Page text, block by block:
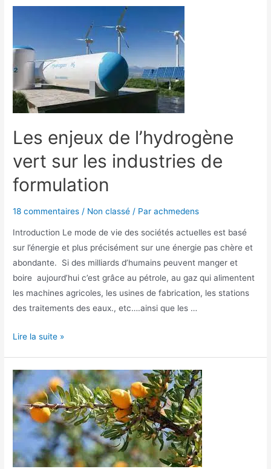
Les enjeux de l’hydrogène
vert sur les industries de
formulation
18 commentaires / Non classé / Parachmedens
Introduction Le mode de vie des sociétés actuelles est basé
sur l’énergie et plus précisément sur une énergie pas chère et
abondante. Si des milliards d’humains peuvent manger et
boire aujourd’hui c’est grâce au pétrole, au gaz qui alimentent
les machines agricoles, les usines de fabrication, les stations
des traitements des eaux., etc….ainsi que les …
Lire la suite »